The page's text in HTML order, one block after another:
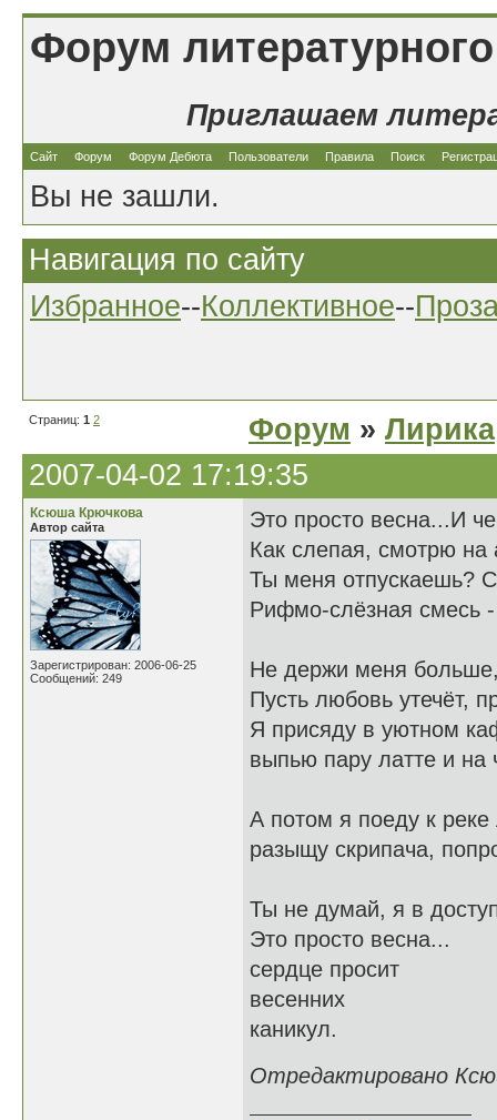
Форум
Приглашаем
Сайт Форум Форум Дебюта Пользователи Правила Поиск
Вы не зашли.
Навигация по сайту
Избранное--Коллективное--
Страниц: 1 2 Форум » Лирика
2007-04-02 17:19:35
Ксюша Крючкова
Автор сайта
Зарегистрирован: 2006-06-25
Сообщений: 249
Это просто весна...И
Как слепая, смотрю на
Ты меня отпускаешь?
Рифмо-слёзная смесь -
Не держи меня
Пусть любовь утечёт,
Я присяду в уютном
выпью пару латте и
А потом я поеду к
разыщу скрипача,
Ты не думай, я в
Это просто весна...
сердце просит
весенних
каникул.
Отредактировано